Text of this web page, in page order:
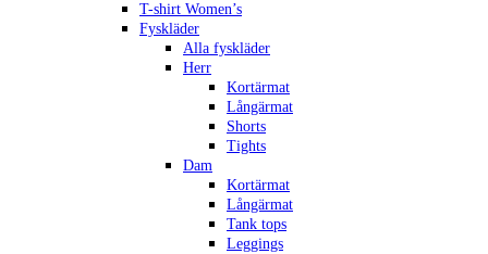
T-shirt Women’s
Fyskläder
Alla fyskläder
Herr
Kortärmat
Långärmat
Shorts
Tights
Dam
Kortärmat
Långärmat
Tank tops
Leggings